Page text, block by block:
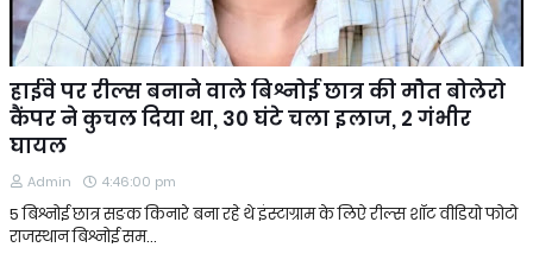
हाईवे पर रील्स बनाने वाले बिश्नोई छात्र की मौत बोलेरो
कैंपर ने कुचल दिया था, 30 घंटे चला इलाज, 2 गंभीर
घायल
Admin 4:46:00 pm
5 बिश्नोई छात्र सङक किनारे बना रहे थे इंस्टाग्राम के लिऐ रील्स शॉट वीडियो फोटो
राजस्थान बिश्नोई सम…